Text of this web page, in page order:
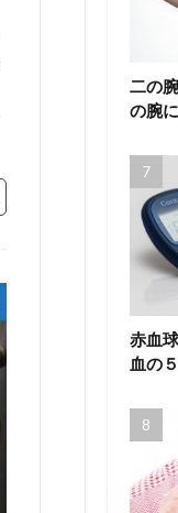
二の
の腕
赤血
血の